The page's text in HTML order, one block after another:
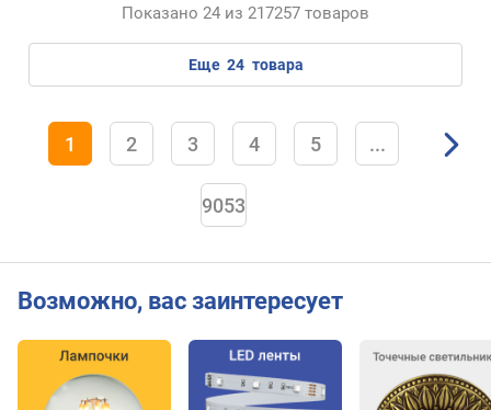
Показано 24 из 217257 товаров
еще 24 товара
1 2 3 4 5 ...
9053
Возможно, вас заинтересует